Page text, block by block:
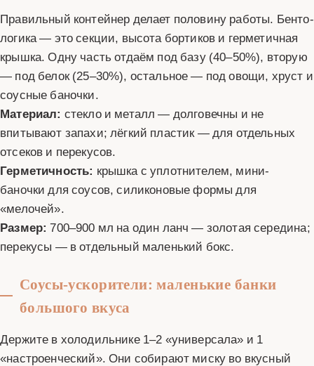
Правильный контейнер делает половину работы. Бенто-
логика — это секции, высота бортиков и герметичная
крышка. Одну часть отдаём под базу (40–50%), вторую
— под белок (25–30%), остальное — под овощи, хруст и
соусные баночки.
Материал: стекло и металл — долговечны и не
впитывают запахи; лёгкий пластик — для отдельных
отсеков и перекусов.
Герметичность: крышка с уплотнителем, мини-
баночки для соусов, силиконовые формы для
«мелочей».
Размер: 700–900 мл на один ланч — золотая середина;
перекусы — в отдельный маленький бокс.
Соусы-ускорители: маленькие банки
большого вкуса
Держите в холодильнике 1–2 «универсала» и 1
«настроенческий». Они собирают миску во вкусный